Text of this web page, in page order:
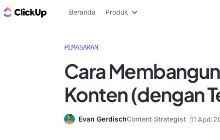
Blog ClickUp
Beranda Produk
PEMASARAN
Cara
Konten (dengan
Evan GerdischContent Strategist 11 April